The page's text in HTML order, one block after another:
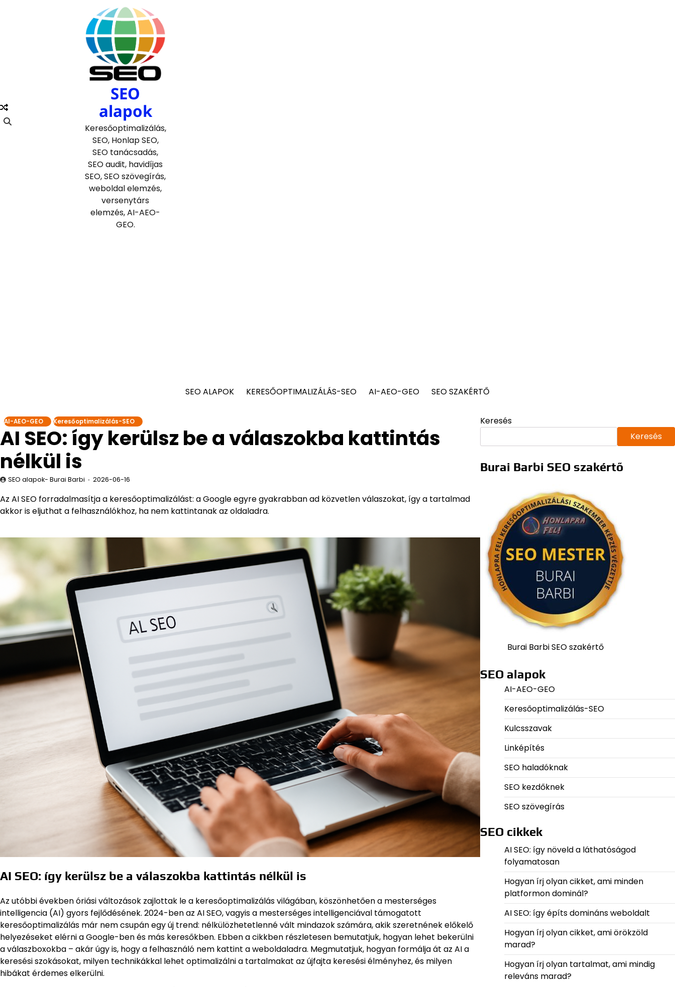
SEO
alapok
Keresőoptimalizálás,
SEO, Honlap SEO,
SEO tanácsadás,
SEO audit, havidíjas
SEO, SEO szövegírás,
weboldal elemzés,
versenytárs
elemzés, AI-AEO-
GEO.
SEO ALAPOK KERESŐOPTIMALIZÁLÁS-SEO AI-AEO-GEO SEO SZAKÉRTŐ
AI-AEO-GEO Keresőoptimalizálás-SEO
AI SEO: így kerülsz be a válaszokba kattintás
nélkül is
SEO alapok- Burai Barbi 2026-06-16
Az AI SEO forradalmasítja a keresőoptimalizálást: a Google egyre gyakrabban ad közvetlen válaszokat, így a tartalmad
akkor is eljuthat a felhasználókhoz, ha nem kattintanak az oldaladra.
AI SEO: így kerülsz be a válaszokba kattintás nélkül is
Az utóbbi években óriási változások zajlottak le a keresőoptimalizálás világában, köszönhetően a mesterséges
intelligencia (AI) gyors fejlődésének. 2024-ben az AI SEO, vagyis a mesterséges intelligenciával támogatott
keresőoptimalizálás már nem csupán egy új trend: nélkülözhetetlenné vált mindazok számára, akik szeretnének előkelő
helyezéseket elérni a Google-ben és más keresőkben. Ebben a cikkben részletesen bemutatjuk, hogyan lehet bekerülni
a válaszboxokba – akár úgy is, hogy a felhasználó nem kattint a weboldaladra. Megmutatjuk, hogyan formálja át az AI a
keresési szokásokat, milyen technikákkal lehet optimalizálni a tartalmakat az újfajta keresési élményhez, és milyen
hibákat érdemes elkerülni.
Keresés
Keresés
Burai Barbi SEO szakértő
Burai Barbi SEO szakértő
SEO alapok
AI-AEO-GEO
Keresőoptimalizálás-SEO
Kulcsszavak
Linképítés
SEO haladóknak
SEO kezdőknek
SEO szövegírás
SEO cikkek
AI SEO: így növeld a láthatóságod
folyamatosan
Hogyan írj olyan cikket, ami minden
platformon dominál?
AI SEO: így építs domináns weboldalt
Hogyan írj olyan cikket, ami örökzöld
marad?
Hogyan írj olyan tartalmat, ami mindig
releváns marad?